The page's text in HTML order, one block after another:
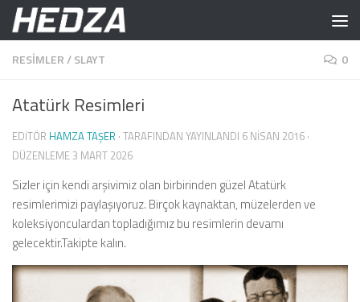
Skip to content
RESIMLER/SLAYT 0
Atatürk Resimleri
EDITÖR HAMZA TAŞER · TARAFINDAN YAYINLANDI 6 NISAN 2016 ·
DÜZENLEME 3 MART 2026
Sizler için kendi arşivimiz olan birbirinden güzel Atatürk
resimlerimizi paylaşıyoruz. Birçok kaynaktan, müzelerden ve
koleksiyonculardan topladığımız bu resimlerin devamı
gelecektir.Takipte kalın.